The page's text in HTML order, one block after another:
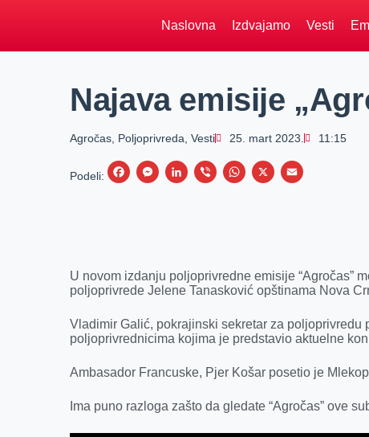
Naslovna Izdvajamo Vesti
Najava emisije
Agročas Poljoprivreda ,Vesti 25. mart 2023. 11:15
Podeli:
F
o
k
M
n
e
L
d
n
V
W
A
p
X
U novom izdanju poljoprivredne emisije “Agročas”
poljoprivrede Jelene Tanasković opštinama Nova
Vladimir Galić, pokrajinski sekretar za poljoprivredu
poljoprivrednicima kojima je predstavio aktuelne
Ambasador Francuske, Pjer Košar posetio je
Ima puno razloga zašto da gledate “Agročas” ove